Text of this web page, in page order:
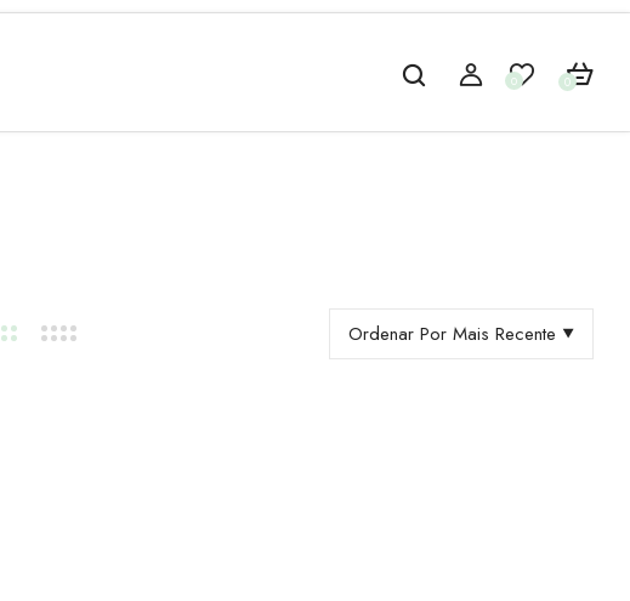
0 0
Ordenar Por Mais Recente